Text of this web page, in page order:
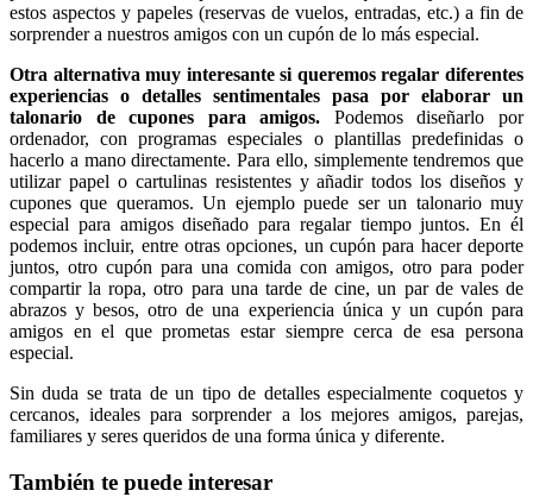
estos aspectos y papeles (reservas de vuelos, entradas, etc.) a fin de
sorprender a nuestros amigos con un cupón de lo más especial.
Otra alternativa muy interesante si queremos regalar diferentes
experiencias o detalles sentimentales pasa por elaborar un
talonario de cupones para amigos. Podemos diseñarlo por
ordenador, con programas especiales o plantillas predefinidas o
hacerlo a mano directamente. Para ello, simplemente tendremos que
utilizar papel o cartulinas resistentes y añadir todos los diseños y
cupones que queramos. Un ejemplo puede ser un talonario muy
especial para amigos diseñado para regalar tiempo juntos. En él
podemos incluir, entre otras opciones, un cupón para hacer deporte
juntos, otro cupón para una comida con amigos, otro para poder
compartir la ropa, otro para una tarde de cine, un par de vales de
abrazos y besos, otro de una experiencia única y un cupón para
amigos en el que prometas estar siempre cerca de esa persona
especial.
Sin duda se trata de un tipo de detalles especialmente coquetos y
cercanos, ideales para sorprender a los mejores amigos, parejas,
familiares y seres queridos de una forma única y diferente.
También te puede interesar